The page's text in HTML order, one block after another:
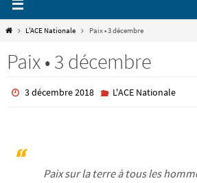
HomeL'ACE Nationale Paix • 3 décembre
Paix • 3 décembre
3 décembre 2018 L'ACE Nationale
Paix sur la terre à tous les